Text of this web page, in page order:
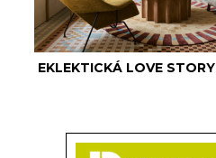
EKLEKTICKÁ LOVE STORY